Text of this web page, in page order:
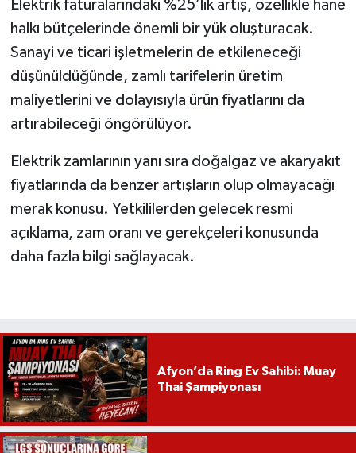
Elektrik faturalarındaki %25’lik artış, özellikle hane
halkı bütçelerinde önemli bir yük oluşturacak.
Sanayi ve ticari işletmelerin de etkileneceği
düşünüldüğünde, zamlı tarifelerin üretim
maliyetlerini ve dolayısıyla ürün fiyatlarını da
artırabileceği öngörülüyor.
Elektrik zamlarının yanı sıra doğalgaz ve akaryakıt
fiyatlarında da benzer artışların olup olmayacağı
merak konusu. Yetkililerden gelecek resmi
açıklama, zam oranı ve gerekçeleri konusunda
daha fazla bilgi sağlayacak.
Afyon’da Ring Ev Sahibi: Muay
Thai Şampiyonası